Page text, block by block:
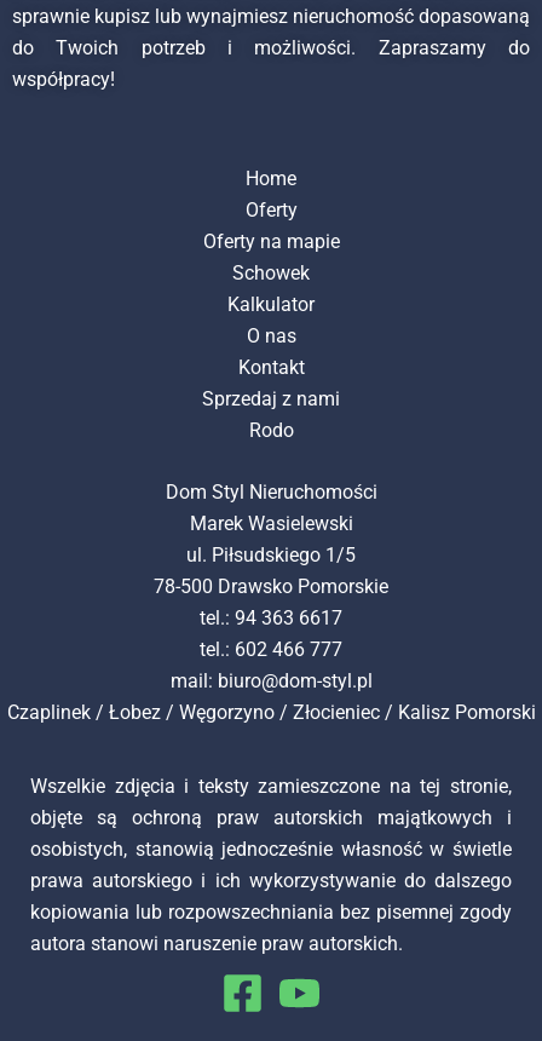
sprawnie kupisz lub wynajmiesz nieruchomość dopasowaną
do Twoich potrzeb i możliwości. Zapraszamy do
współpracy!
Home
Oferty
Oferty na mapie
Schowek
Kalkulator
O nas
Kontakt
Sprzedaj z nami
Rodo
Dom Styl Nieruchomości
Marek Wasielewski
ul. Piłsudskiego 1/5
78-500 Drawsko Pomorskie
tel.: 94 363 6617
tel.: 602 466 777
mail: biuro@dom-styl.pl
Czaplinek/ Łobez/ Węgorzyno/ Złocieniec/ Kalisz Pomorski
Wszelkie zdjęcia i teksty zamieszczone na tej stronie,
objęte są ochroną praw autorskich majątkowych i
osobistych, stanowią jednocześnie własność w świetle
prawa autorskiego i ich wykorzystywanie do dalszego
kopiowania lub rozpowszechniania bez pisemnej zgody
autora stanowi naruszenie praw autorskich.